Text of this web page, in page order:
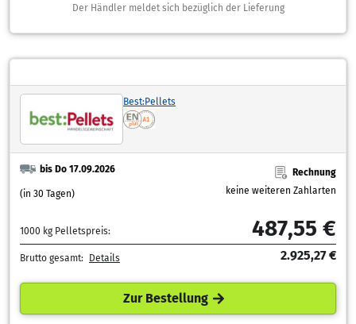
Der Händler meldet sich bezüglich der Lieferung
Best:Pellets
bis Do 17.09.2026
(in 30 Tagen)
Rechnung
keine weiteren Zahlarten
1000 kg Pelletspreis: 487,55 €
Brutto gesamt: Details 2.925,27 €
Zur Bestellung